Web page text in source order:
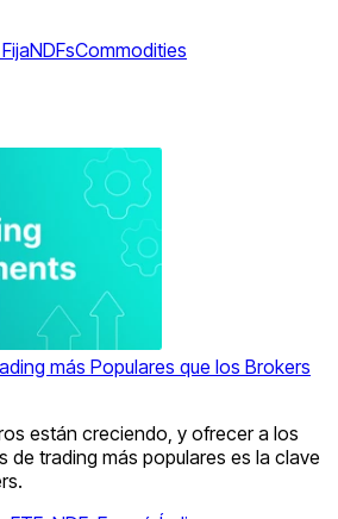
NDFsCommodities
más Populares que los Brokers
están creciendo, y ofrecer a los
de trading más populares es la clave